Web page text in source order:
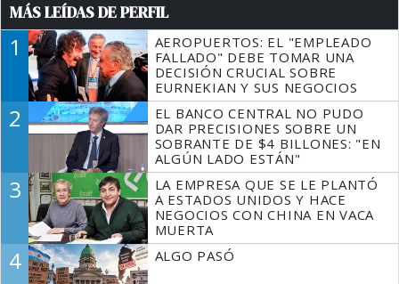
MÁS LEÍDAS DE PERFIL
1
AEROPUERTOS: EL "EMPLEADO
FALLADO" DEBE TOMAR UNA
DECISIÓN CRUCIAL SOBRE
EURNEKIAN Y SUS NEGOCIOS
2
EL BANCO CENTRAL NO PUDO
DAR PRECISIONES SOBRE UN
SOBRANTE DE $4 BILLONES: "EN
ALGÚN LADO ESTÁN"
3
LA EMPRESA QUE SE LE PLANTÓ
A ESTADOS UNIDOS Y HACE
NEGOCIOS CON CHINA EN VACA
MUERTA
4 ALGO PASÓ